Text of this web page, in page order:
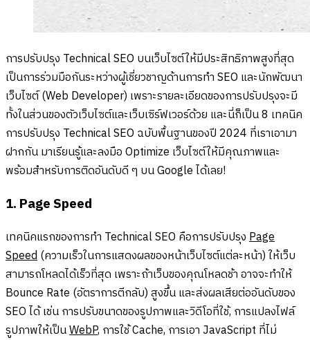
การปรับปรุง Technical SEO บนเว็บไซต์ให้มีประสิทธิภาพสูงที่สุด
เป็นการร่วมมือกันระหว่างผู้เชี่ยวชาญด้านการทำ SEO และนักพัฒนา
เว็บไซต์ (Web Developer) เพราะรายละเอียดของการปรับปรุงจะมี
ทั้งในส่วนของตัวเว็บไซต์และเว็บเซิร์ฟเวอร์ด้วย และนี่ก็เป็น 8 เทคนิค
การปรับปรุง Technical SEO ฉบับพื้นฐานของปี 2024 ที่เราเอามา
ฝากกัน มาเรียนรู้และลงมือ Optimize เว็บไซต์ให้มีคุณภาพและ
พร้อมสำหรับการติดอันดับดี ๆ บน Google ได้เลย!
1. Page Speed
เทคนิคแรกของการทำ Technical SEO คือการปรับปรุงPage
Speed(ความเร็วในการแสดงผลของหน้าเว็บไซต์แต่ละหน้า) ให้เว็บ
สามารถโหลดได้เร็วที่สุด เพราะถ้าเว็บของคุณโหลดช้า อาจจะทำให้
Bounce Rate (อัตราการตีกลับ) สูงขึ้น และส่งผลเสียต่ออันดับของ
SEO ได้ เช่น การปรับขนาดของรูปภาพและวิดีโอที่ใช้, การแปลงไฟล์
รูปภาพให้เป็นWebP, การใช้ Cache, การเอา JavaScript ที่ไม่